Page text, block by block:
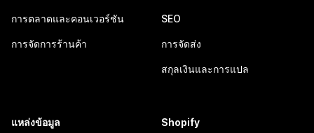
การตลาดและคอนเวอร์ชัน
การจัดการร้านค้า
SEO
การจัดส่ง
สกุลเงินและการแปล
แหล่งข้อมูล Shopify